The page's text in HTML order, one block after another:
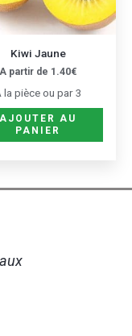
Kiwi Jaune
A partir de 1.40€
la pièce ou par 3
AJOUTER AU
PANIER
la